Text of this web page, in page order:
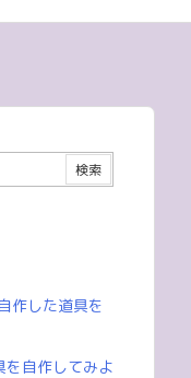
作した道具を
自作してみよ